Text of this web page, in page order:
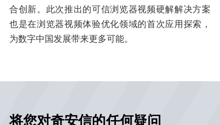
合创新。此次推出的可信浏览器视频硬解解决方案
也是在浏览器视频体验优化领域的首次应用探索，
为数字中国发展带来更多可能。
将您对奇安信的任何疑问